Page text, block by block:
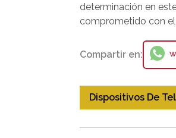
determinación en
comprometido con
Compartir en:
Dispositivos De